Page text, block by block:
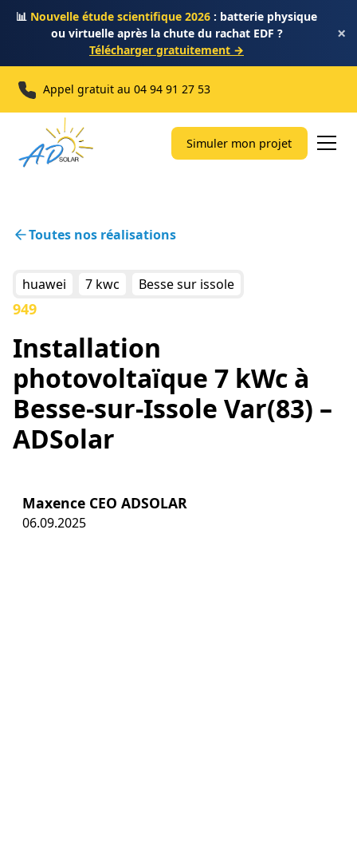
📊 Nouvelle étude scientifique 2026 : batterie physique
ou virtuelle après la chute du rachat EDF ?
Télécharger gratuitement →
×
Appel gratuit au04 94 91 27 53
Simuler mon projet
Toutes nos réalisations
huawei 7 kwc Besse sur issole
949
Installation
photovoltaïque 7 kWc à
Besse-sur-Issole Var(83) –
ADSolar
Maxence CEO ADSOLAR
06.09.2025